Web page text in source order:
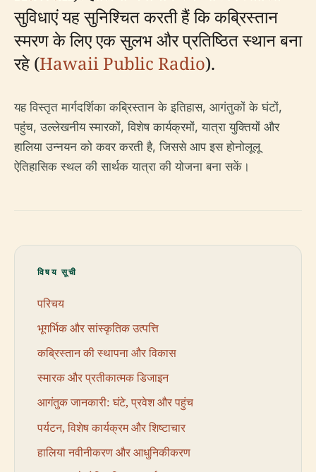
सुविधाएं यह सुनिश्चित करती हैं कि कब्रिस्तान
स्मरण के लिए एक सुलभ और प्रतिष्ठित स्थान बना
रहे (Hawaii Public Radio).
यह विस्तृत मार्गदर्शिका कब्रिस्तान के इतिहास, आगंतुकों के घंटों,
पहुंच, उल्लेखनीय स्मारकों, विशेष कार्यक्रमों, यात्रा युक्तियों और
हालिया उन्नयन को कवर करती है, जिससे आप इस होनोलूलू
ऐतिहासिक स्थल की सार्थक यात्रा की योजना बना सकें।
विषय सूची
परिचय
भूगर्भिक और सांस्कृतिक उत्पत्ति
कब्रिस्तान की स्थापना और विकास
स्मारक और प्रतीकात्मक डिजाइन
आगंतुक जानकारी: घंटे, प्रवेश और पहुंच
पर्यटन, विशेष कार्यक्रम और शिष्टाचार
हालिया नवीनीकरण और आधुनिकीकरण